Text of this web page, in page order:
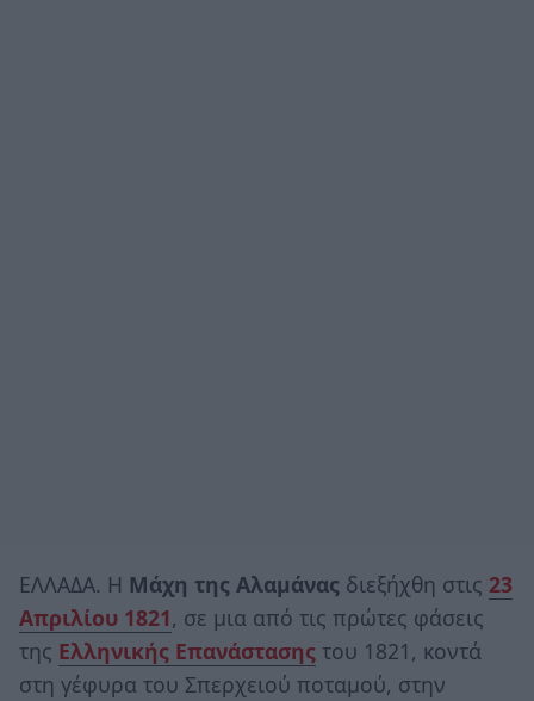
ΕΛΛΑΔΑ. Η Μάχη της Αλαμάνας διεξήχθη στις 23
Απριλίου 1821, σε μια από τις πρώτες φάσεις
της Ελληνικής Επανάστασης του 1821, κοντά
στη γέφυρα του Σπερχειού ποταμού, στην